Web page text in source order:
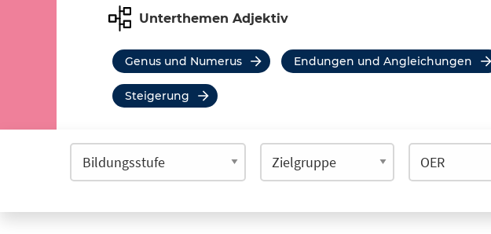
Unterthemen Adjektiv
Genus und Numerus Endungen und Angleichungen
Steigerung